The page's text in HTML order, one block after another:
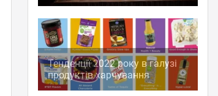
Тенденції 2022 року в галузі
продуктів харчування